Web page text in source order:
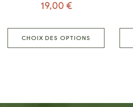
19,00 €
CHOIX DES OPTIONS